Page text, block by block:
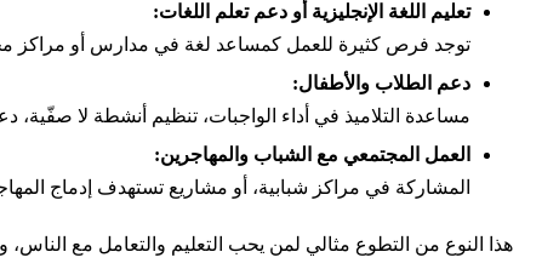
تعليم اللغة الإنجليزية أو دعم تعلم اللغات:
توجد فرص كثيرة للعمل كمساعد لغة في مدارس أو مراكز
دعم الطلاب والأطفال:
مساعدة التلاميذ في أداء الواجبات، تنظيم أنشطة لا
العمل المجتمعي مع الشباب والمهاجرين:
المشاركة في مراكز شبابية، أو مشاريع تستهدف إدماج
هذا النوع من التطوع مثالي لمن يحب التعليم والتعامل مع